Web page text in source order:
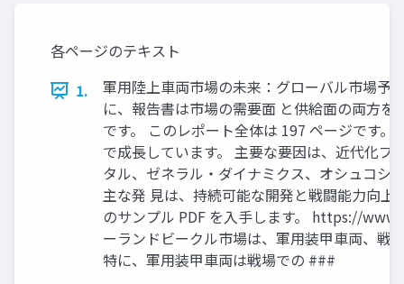
各ページのテキスト
1.
軍用陸上車両市場の未来：グローバル市場予
に、報告書は市場の需要面 と供給面の両方
です。 このレポート全体は 197 ページです
で成長しています。 主要な要因は、近代化
タル、ゼネラル・ダイナミクス、オシュコシ
主な発 見は、持続可能な開発と戦闘能力向
のサンプル PDF を入手します。 https://
ーランドビークル市場は、軍用装甲車両、戦
特に、軍用装甲車両は戦場での ###